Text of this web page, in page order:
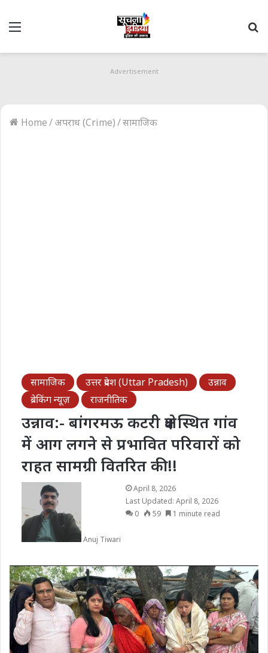
Menu
Advertisement
Home/अपराध (Crime)/सामाजिक
सामाजिक उत्तर प्रदेश (Uttar Pradesh)
उन्नाव
ब्रेकिंग न्यूज़
राजनीतिक
उन्नाव:- बांगरमऊ कटरी क्षेत्र स्थित गांव
में आग लगने से प्रभावित परिवारों को
राहत सामग्री वितरित की!!
Anuj Tiwari
April 8, 2026
Last Updated: April 8, 2026
0
59 1 minute read